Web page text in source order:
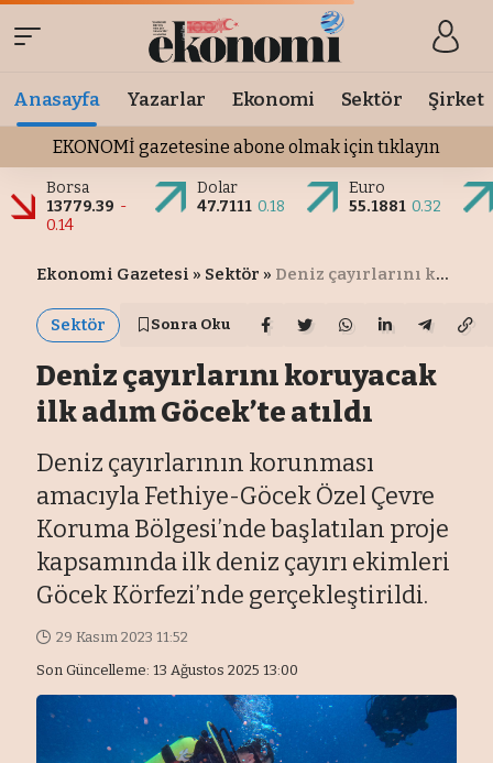
Anasayfa Yazarlar Ekonomi Sektör Şirket
EKONOMİ gazetesine abone olmak için tıklayın
Borsa
13779.39 -
0.14
Dolar
47.7111 0.18
Euro
55.1881 0.32
Ekonomi Gazetesi » Sektör » Deniz çayırlarını koruyacak ilk adım Göcek’te atıldı
Sektör Sonra Oku
Deniz çayırlarını koruyacak
ilk adım Göcek’te atıldı
Deniz çayırlarının korunması
amacıyla Fethiye-Göcek Özel Çevre
Koruma Bölgesi’nde başlatılan proje
kapsamında ilk deniz çayırı ekimleri
Göcek Körfezi’nde gerçekleştirildi.
Son Güncelleme: 13 Ağustos 2025 13:00
29 Kasım 2023 11:52